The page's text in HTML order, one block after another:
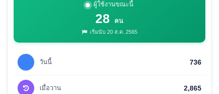
ผู้ใช้งานขณะนี้
28 คน
เริ่มนับ 20 ส.ค. 2565
วันนี้ 736
เมื่อวาน 2,865